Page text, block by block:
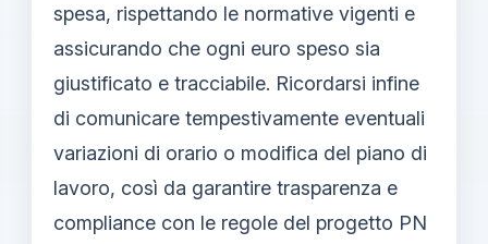
spesa, rispettando le normative vigenti e
assicurando che ogni euro speso sia
giustificato e tracciabile. Ricordarsi infine
di comunicare tempestivamente eventuali
variazioni di orario o modifica del piano di
lavoro, così da garantire trasparenza e
compliance con le regole del progetto PN